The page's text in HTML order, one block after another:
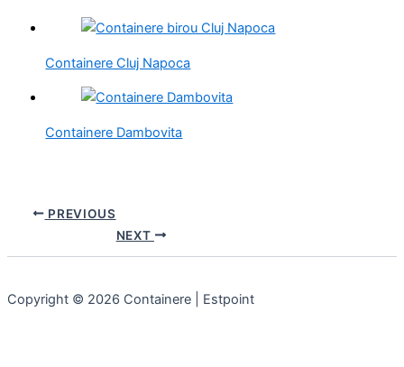
Containere Cluj Napoca
Containere Dambovita
PREVIOUS
NEXT
Copyright © 2026 Containere | Estpoint